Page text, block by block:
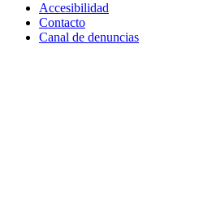
Accesibilidad
Contacto
Canal de denuncias